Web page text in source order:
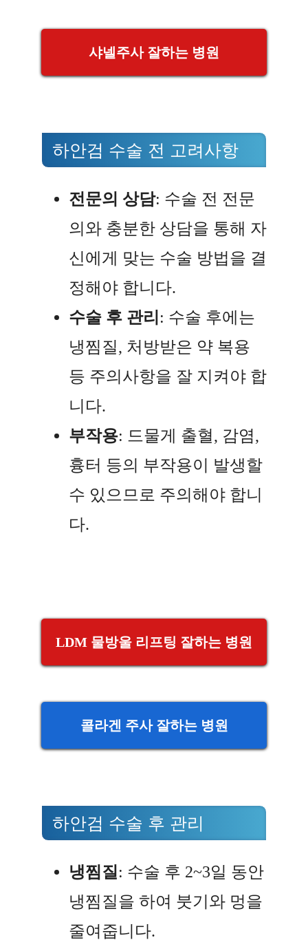
샤넬주사 잘하는 병원
하안검 수술 전 고려사항
전문의 상담: 수술 전 전문
의와 충분한 상담을 통해 자
신에게 맞는 수술 방법을 결
정해야 합니다.
수술 후 관리 : 수술 후에는
냉찜질, 처방받은 약 복용
등 주의사항을 잘 지켜야 합
니다.
부작용: 드물게 출혈, 감염,
흉터 등의 부작용이 발생할
수 있으므로 주의해야 합니
다.
LDM 물방울 리프팅 잘하는 병원
콜라겐 주사 잘하는 병원
하안검 수술 후 관리
냉찜질 : 수술 후 2~3일 동안
냉찜질을 하여 붓기와 멍을
줄여줍니다.